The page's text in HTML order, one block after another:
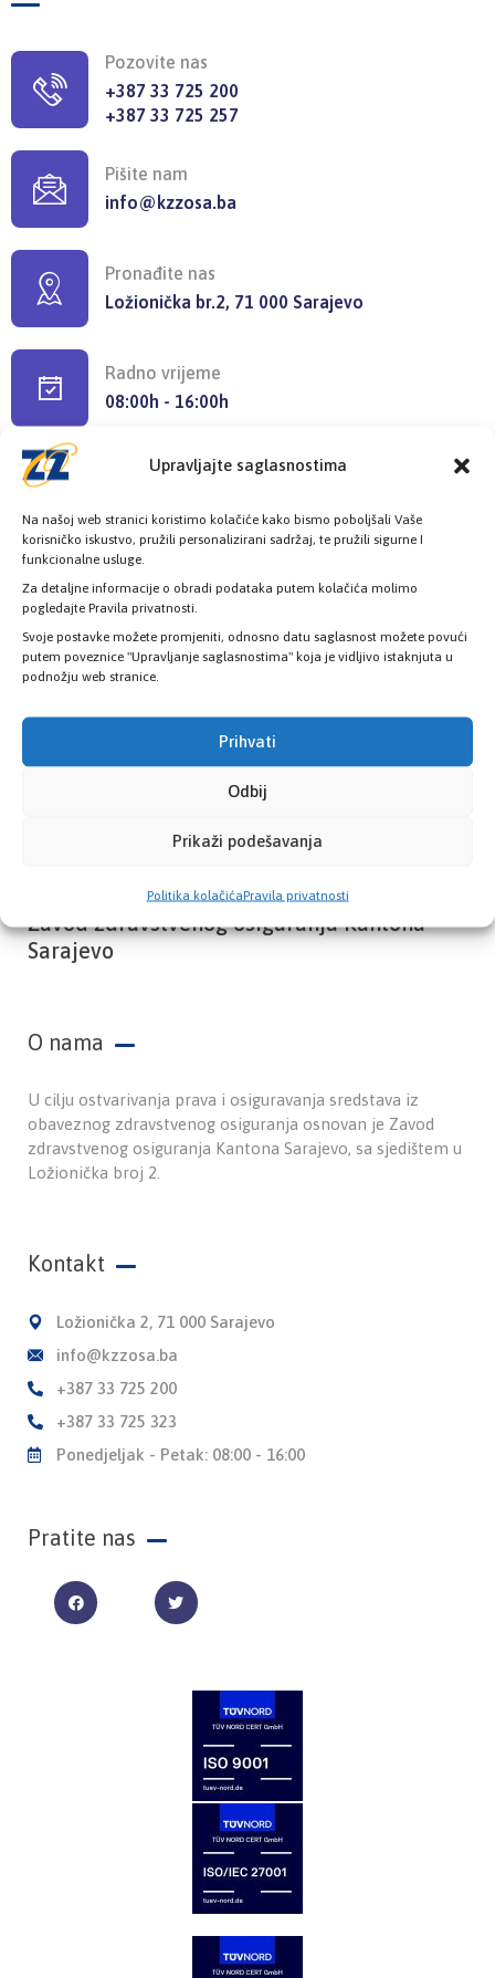
Upravljajte saglasnostima
Na našoj web stranici koristimo kolačiće kako bismo poboljšali Vaše
korisničko iskustvo, pružili personalizirani sadržaj, te pružili sigurne I
funkcionalne usluge.
Za detaljne informacije o obradi podataka putem kolačića molimo
pogledajte Pravila privatnosti.
Svoje postavke možete promjeniti, odnosno datu saglasnost možete povući
putem poveznice "Upravljanje saglasnostima" koja je vidljivo istaknjuta u
podnožju web stranice.
Prihvati
Odbij
Prikaži podešavanja
Politika kolačićaPravila privatnosti
Pozovite nas
+387 33 725 200
+387 33 725 257
Pišite nam
info@kzzosa.ba
Pronađite nas
Ložionička br.2, 71 000 Sarajevo
Radno vrijeme
08:00h - 16:00h
Provjerite status vaše elektronske
zdravstvene kartice
PROVJERITE STATUS
Zavod zdravstvenog osiguranja Kantona
Sarajevo
O nama
U cilju ostvarivanja prava i osiguravanja sredstava iz
obaveznog zdravstvenog osiguranja osnovan je Zavod
zdravstvenog osiguranja Kantona Sarajevo, sa sjedištem u
Ložionička broj 2.
Kontakt
Ložionička 2, 71 000 Sarajevo
info@kzzosa.ba
+387 33 725 200
+387 33 725 323
Ponedjeljak - Petak: 08:00 - 16:00
Pratite nas